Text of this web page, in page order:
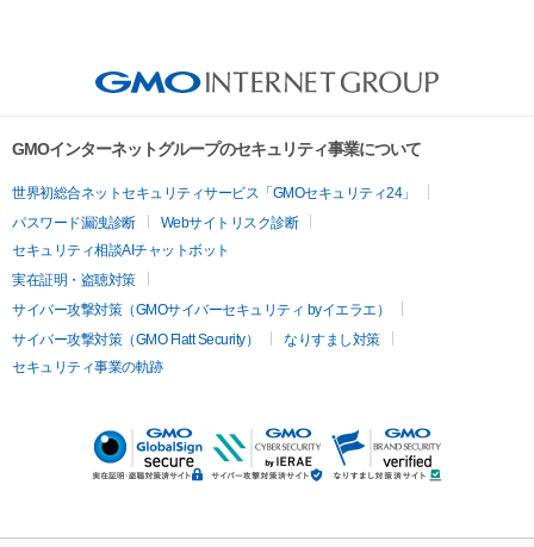
GMOインターネットグループのセキュリティ事業について
世界初総合ネットセキュリティサービス「GMOセキュリティ24」
パスワード漏洩診断
Webサイトリスク診断
セキュリティ相談AIチャットボット
実在証明・盗聴対策
サイバー攻撃対策（GMOサイバーセキュリティ byイエラエ）
サイバー攻撃対策（GMO Flatt Security）
なりすまし対策
セキュリティ事業の軌跡